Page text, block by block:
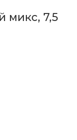
микс, 7,5